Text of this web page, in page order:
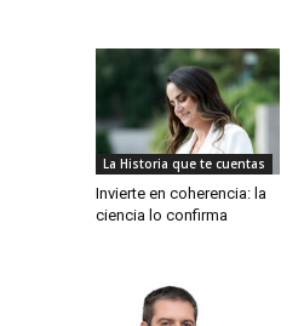
La Historia que te cuentas
Invierte en coherencia: la
ciencia lo confirma